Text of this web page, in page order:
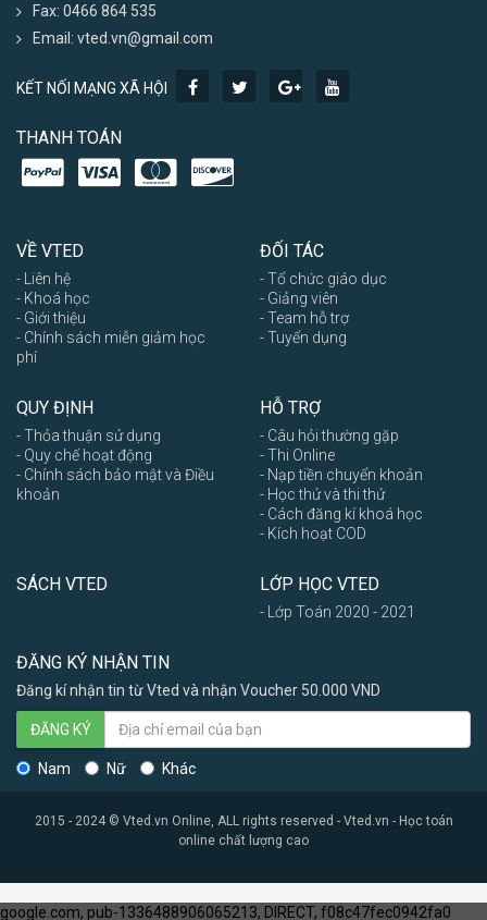
Fax: 0466 864 535
Email: vted.vn@gmail.com
KẾT NỐI MẠNG XÃ HỘI
THANH TOÁN
VỀ VTED
- Liên hệ
- Khoá học
- Giới thiệu
- Chính sách miễn giảm học
phí
ĐỐI TÁC
- Tổ chức giáo dục
- Giảng viên
- Team hỗ trợ
- Tuyển dụng
QUY ĐỊNH
- Thỏa thuận sử dụng
- Quy chế hoạt động
- Chính sách bảo mật và Điều
khoản
HỖ TRỢ
- Câu hỏi thường gặp
- Thi Online
- Nạp tiền chuyển khoản
- Học thử và thi thử
- Cách đăng kí khoá học
- Kích hoạt COD
SÁCH VTED LỚP HỌC VTED
- Lớp Toán 2020 - 2021
ĐĂNG KÝ NHẬN TIN
Đăng kí nhận tin từ Vted và nhận Voucher 50.000 VND
ĐĂNG KÝ
Nam Nữ Khác
2015 - 2024 © Vted.vn Online, ALL rights reserved - Vted.vn - Học toán
online chất lượng cao
google.com, pub-1336488906065213, DIRECT, f08c47fec0942fa0